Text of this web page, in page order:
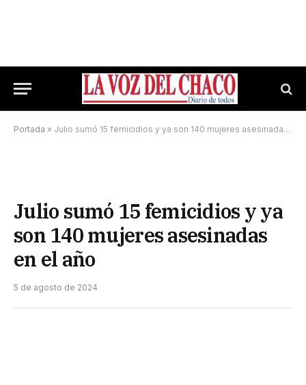
Portada » Julio sumó 15 femicidios y ya son 140 mujeres asesinadas en el año
Julio sumó 15 femicidios y ya
son 140 mujeres asesinadas
en el año
5 de agosto de 2024